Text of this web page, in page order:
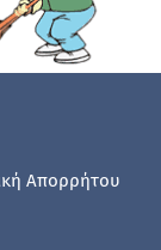
Απορρήτου